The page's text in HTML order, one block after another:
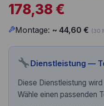
178,38€
Montage: ~44,60€ (30
Dienstleistung —
Diese Dienstleistung
Wähle einen passenden